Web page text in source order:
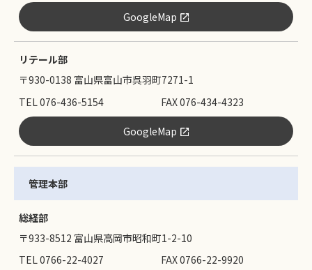
GoogleMap
リテール部
〒930-0138 富山県富山市呉羽町7271-1
TEL 076-436-5154
FAX 076-434-4323
GoogleMap
管理本部
総経部
〒933-8512 富山県高岡市昭和町1-2-10
TEL 0766-22-4027
FAX 0766-22-9920